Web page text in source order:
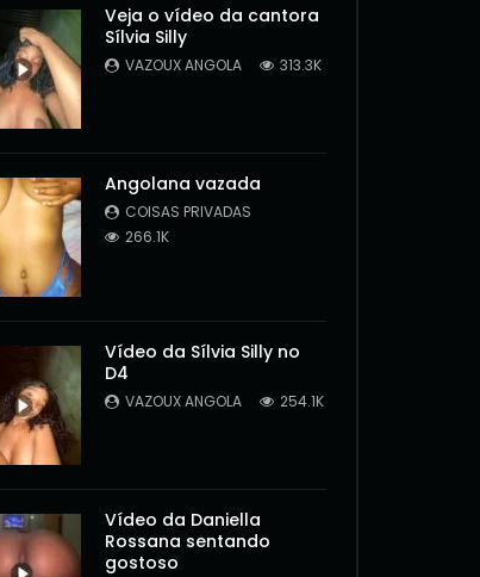
Veja o vídeo da cantora
Sílvia Silly
VAZOUX ANGOLA 313.3K
Angolana vazada
COISAS PRIVADAS
266.1K
Vídeo da Sílvia Silly no
D4
VAZOUX ANGOLA 254.1K
Vídeo da Daniella
Rossana sentando
gostoso